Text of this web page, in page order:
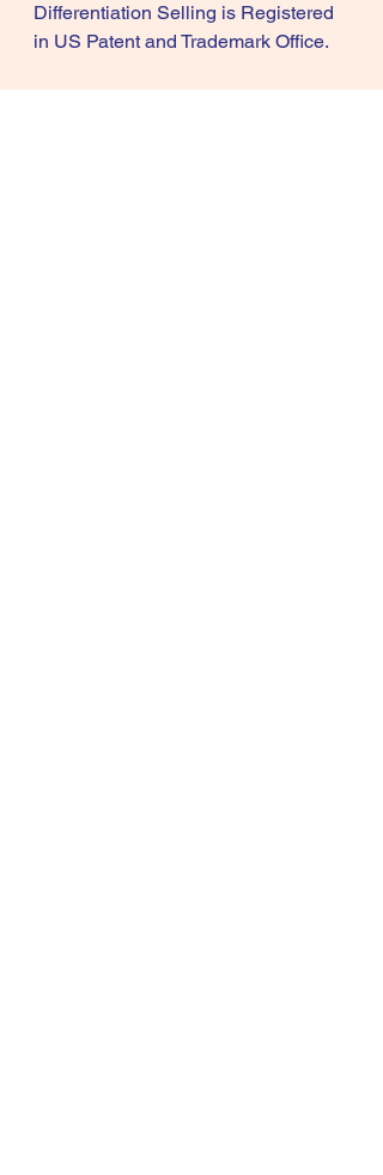
Differentiation Selling is Registered
in US Patent and Trademark Office.